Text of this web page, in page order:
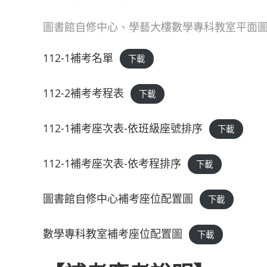
圖書館自修中心、學藝大樓數學專科教室平面
112-1補考名單 下載
112-2補考考程表 下載
112-1補考座次表-依班級座號排序 下載
112-1補考座次表-依考程排序 下載
圖書館自修中心補考座位配置圖 下載
數學專科教室補考座位配置圖 下載